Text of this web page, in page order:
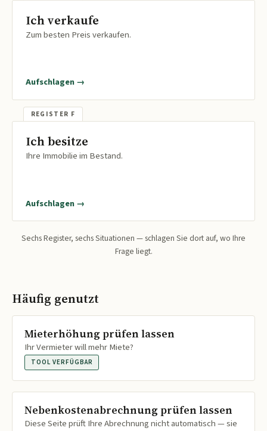
Ich verkaufe
Zum besten Preis verkaufen.
Aufschlagen →
Ich besitze
Ihre Immobilie im Bestand.
Aufschlagen →
Sechs Register, sechs Situationen — schlagen Sie dort auf, wo Ihre
Frage liegt.
Häufig genutzt
Mieterhöhung prüfen lassen
Ihr Vermieter will mehr Miete?
TOOL VERFÜGBAR
Nebenkostenabrechnung prüfen lassen
Diese Seite prüft Ihre Abrechnung nicht automatisch — sie